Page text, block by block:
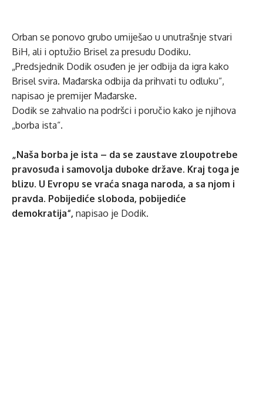
Orban se ponovo grubo umiješao u unutrašnje stvari
BiH, ali i optužio Brisel za presudu Dodiku.
„Predsjednik Dodik osuđen je jer odbija da igra kako
Brisel svira. Mađarska odbija da prihvati tu odluku“,
napisao je premijer Mađarske.
Dodik se zahvalio na podršci i poručio kako je njihova
„borba ista“.
„Naša borba je ista – da se zaustave zloupotrebe
pravosuđa i samovolja duboke države. Kraj toga je
blizu. U Evropu se vraća snaga naroda, a sa njom i
pravda. Pobijediće sloboda, pobijediće
demokratija“, napisao je Dodik.